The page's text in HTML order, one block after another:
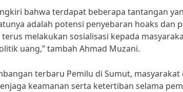
bahwa terdapat beberapa tantangan
adalah potensi penyebaran hoaks
terus melakukan sosialisasi kepada
uang,” tambah Ahmad Muzani.
terbaru Pemilu di Sumut,
keamanan serta ketertiban selama